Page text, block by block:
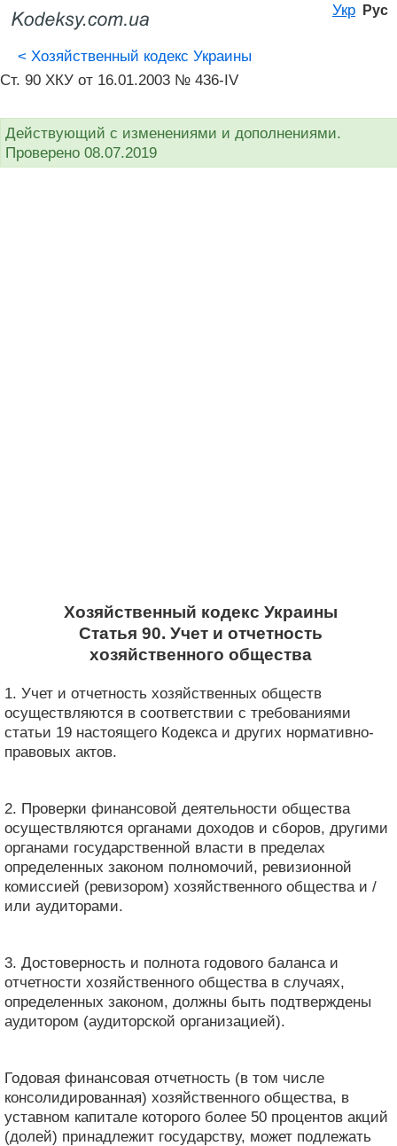
Укр Рус
< Хозяйственный кодекс Украины
Ст. 90 ХКУ от 16.01.2003 № 436-IV
Действующий с изменениями и дополнениями.
Проверено 08.07.2019
Хозяйственный кодекс Украины
Статья 90. Учет и отчетность
хозяйственного общества
1. Учет и отчетность хозяйственных обществ
осуществляются в соответствии с требованиями
статьи 19 настоящего Кодекса и других нормативно-
правовых актов.
2. Проверки финансовой деятельности общества
осуществляются органами доходов и сборов, другими
органами государственной власти в пределах
определенных законом полномочий, ревизионной
комиссией (ревизором) хозяйственного общества и /
или аудиторами.
3. Достоверность и полнота годового баланса и
отчетности хозяйственного общества в случаях,
определенных законом, должны быть подтверждены
аудитором (аудиторской организацией).
Годовая финансовая отчетность (в том числе
консолидированная) хозяйственного общества, в
уставном капитале которого более 50 процентов акций
(долей) принадлежит государству, может подлежать